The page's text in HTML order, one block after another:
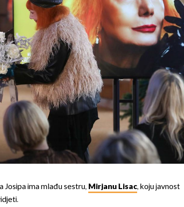
Josipa ima mlađu sestru, Mirjanu Lisac, koju javnost
OMOGUĆI OBAVIJESTI